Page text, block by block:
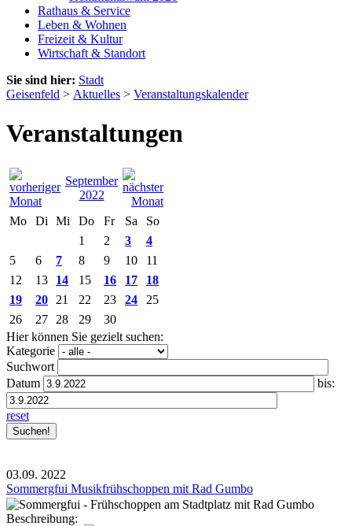
Rathaus & Service
Leben & Wohnen
Freizeit & Kultur
Wirtschaft & Standort
Sie sind hier: Stadt
Geisenfeld > Aktuelles > Veranstaltungskalender
Veranstaltungen
September
2022
Mo
Di Mi Do Fr Sa
So
1
2 3
4
5
6 7 8 9 10
11
12
13 14 15 16 17
18
19
20 21 22 23 24
25
26
27 28 29
30
Hier können Sie gezielt suchen:
Kategorie
Suchwort
Datum
bis:
reset
03.09. 2022
Sommergfui Musikfrühschoppen mit Rad Gumbo
Beschreibung: